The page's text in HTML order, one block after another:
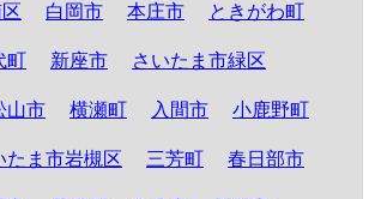
白岡市 本庄市 ときがわ町
町 新座市 さいたま市緑区
山市 横瀬町 入間市 小鹿野町
たま市岩槻区 三芳町 春日部市